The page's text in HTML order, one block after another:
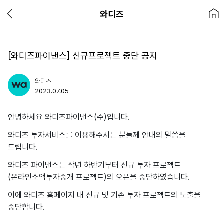
와디즈
[와디즈파이낸스] 신규프로젝트 중단 공지
와디즈
2023.07.05
안녕하세요 와디즈파이낸스(주)입니다.
와디즈 투자서비스를 이용해주시는 분들께 안내의 말씀을
드립니다.
와디즈 파이낸스는 작년 하반기부터 신규 투자 프로젝트
(온라인소액투자중개 프로젝트)의 오픈을 중단하였습니다.
이에 와디즈 홈페이지 내 신규 및 기존 투자 프로젝트의 노출을
중단합니다.